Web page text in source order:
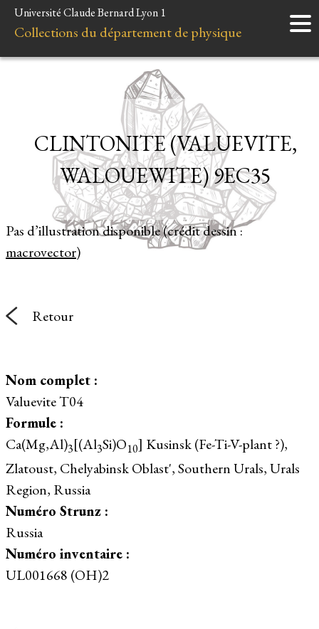
Accueil
Instruments
Liens et ressources
Université Claude Bernard Lyon 1
Collections du département de physique
Pas d’illustration disponible (crédit dessin :
macrovector)
CLINTONITE (VALUEVITE,
WALOUEWITE) 9EC35
Retour
Nom complet :
Valuevite T04
Formule :
Ca(Mg,Al)3[(Al3Si)O10] Kusinsk (Fe-Ti-V-plant ?),
Zlatoust, Chelyabinsk Oblast', Southern Urals, Urals
Region, Russia
Numéro Strunz :
Russia
Numéro inventaire :
UL001668 (OH)2